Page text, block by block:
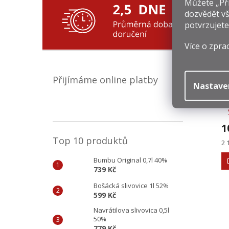
Můžete
dozvědět
Více o
Přijímáme online platby
Top 10 produktů
Bumbu Original 0,7l 40%
739 Kč
Bošácká slivovice 1l 52%
599 Kč
Navrátilova slivovica 0,5l
50%
2